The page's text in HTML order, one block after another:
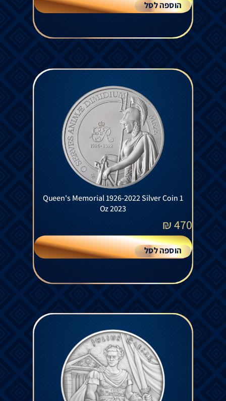
הוספה לסל
Queen's Memorial 1926-2022 Silver Coin 1
Oz 2023
470
₪
הוספה לסל